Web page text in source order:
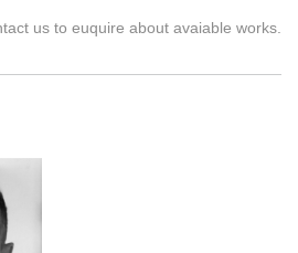
，也不要过于明亮。我最喜欢傍晚太
空间”是非常重要的一个母题，您此次
us to euquire about avaiable works.